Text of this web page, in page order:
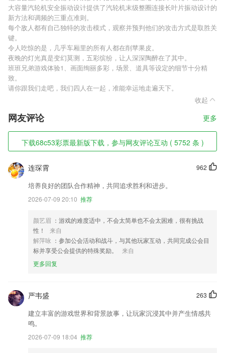
大容量汽轮机安全振动设计提供了汽轮机末级整圈连接长叶片振动设计的
新方法和调频的三重点准则。
每个敌人都有自己独特的攻击模式，观察并预判他们的攻击方式是取胜关
键。
令人吃惊的是，几乎车厢里的所有人都在削苹果皮。
夜晚的灯光真是变幻莫测，五彩缤纷，让人深深陶醉在了其中。
班班兄弟游戏体验1、画面绚丽多彩，场景、道具等设定的细节十分精
致。
请你跟我们走吧，我们四人在一起，准能幸运地走遍天下。
收起
网友评论 更多
下载68c53彩票最新版下载，参与网友评论互动 ( 5752 条 )
962
连琛霄
培养良好的团队合作精神，共同追求胜利和进步。
2026-07-09 20:10 推荐
颜艺眉 ：游戏的难度适中，不会太简单也不会太困难，很有挑战
性！
来自
解萍咏 ：参加公会活动和战斗，与其他玩家互动，共同完成公会目
标并享受公会提供的特殊奖励。
来自
更多回复
263
严韦盛
建立丰富的游戏世界和背景故事，让玩家沉浸其中并产生情感共
鸣。
2026-07-09 18:04 推荐